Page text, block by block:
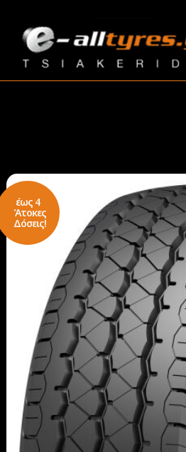
έως 4
Άτοκες
Δόσεις!